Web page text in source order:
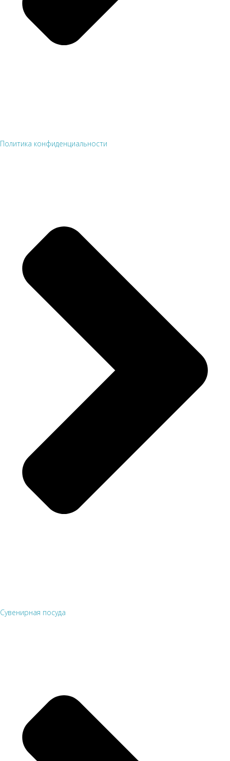
Политика конфиденциальности
Сувенирная посуда